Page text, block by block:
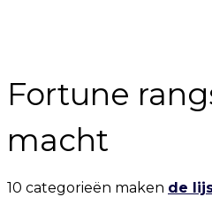
Fortune
macht
10 categorieën maken de